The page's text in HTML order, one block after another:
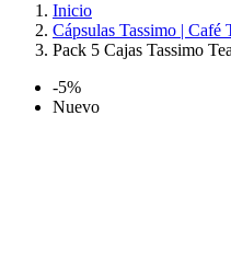
Inicio
Cápsulas Tassimo | Café
Pack 5 Cajas Tassimo
-5%
Nuevo